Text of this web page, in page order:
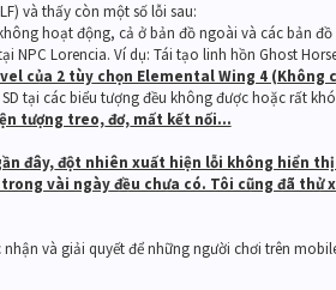
và thấy còn một số lỗi sau:
hoạt động, cả ở bản đồ ngoài và các bản
NPC Lorencia. Ví dụ: Tái tạo linh hồn Ghost
của 2 tùy chọn Elemental Wing 4
tại các biểu tượng đều không được hoặc rất
tượng treo, đơ, mất kết nối…
đây, đột nhiên xuất hiện lỗi không hiển
vài ngày đều chưa có. Tôi cũng đã
và giải quyết để những người chơi trên